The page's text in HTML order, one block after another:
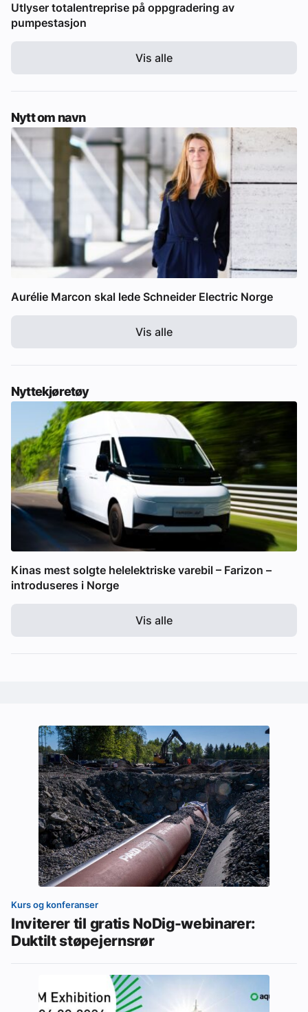
Utlyser totalentreprise på oppgradering av
pumpestasjon
Vis alle
Nytt om navn
Aurélie Marcon skal lede Schneider Electric Norge
Vis alle
Nyttekjøretøy
Kinas mest solgte helelektriske varebil – Farizon –
introduseres i Norge
Vis alle
Kurs og konferanser
Inviterer til gratis NoDig-webinarer:
Duktilt støpejernsrør